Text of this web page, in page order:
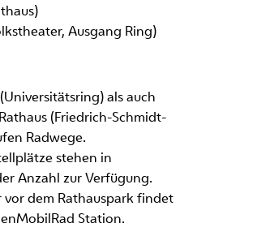
Ausgang Ring)
als auch
(Friedrich-Schmidt-
Radwege.
stehen in
Anzahl zur Verfügung.
dem Rathauspark findet
Station.